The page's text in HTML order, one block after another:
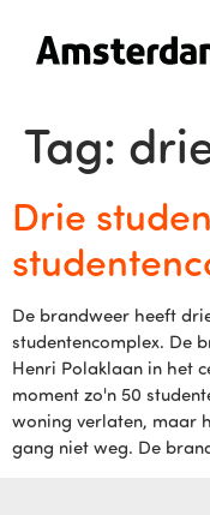
Tag:
Drie
De brandweer heeft
studentencomplex. De
Henri Polaklaan in het
moment zo'n 50
woning verlaten, maar
gang niet weg. De